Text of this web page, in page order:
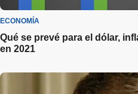
ECONOMÍA
Qué se prevé para el dólar,
en 2021